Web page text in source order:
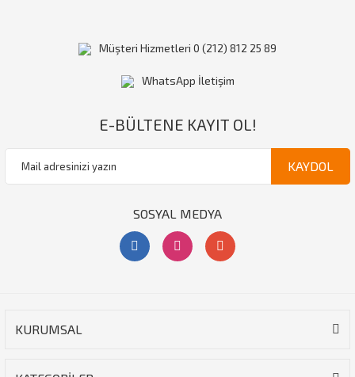
KURUMSAL
Müşteri Hizmetleri 0 (212) 812 25 89
WhatsApp İletişim
E-BÜLTENE KAYIT OL!
KAYDOL
SOSYAL MEDYA